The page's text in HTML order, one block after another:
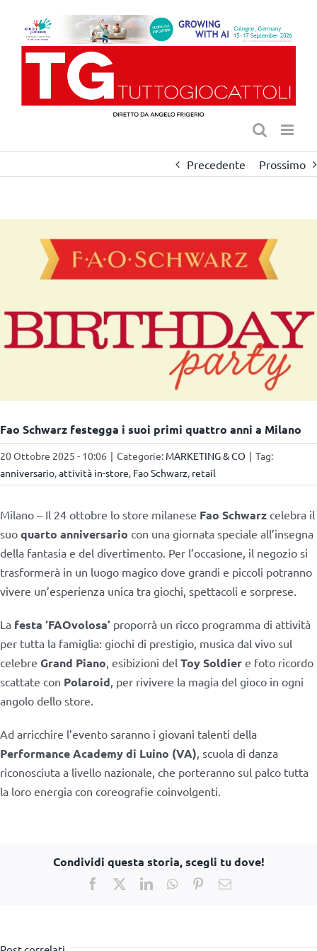
contenuto
Precedente Prossimo
Fao Schwarz festegga i suoi primi quattro anni a Milano
20 Ottobre 2025 - 10:06 | Categorie: MARKETING & CO | Tag:
anniversario,attività in-store, Fao Schwarz, retail
Milano – Il 24 ottobre lo store milanese Fao Schwarz celebra il
suo quarto anniversario con una giornata speciale all’insegna
della fantasia e del divertimento. Per l’occasione, il negozio si
trasformerà in un luogo magico dove grandi e piccoli potranno
vivere un’esperienza unica tra giochi, spettacoli e sorprese.
La festa ‘FAOvolosa’ proporrà un ricco programma di attività
per tutta la famiglia: giochi di prestigio, musica dal vivo sul
celebre Grand Piano, esibizioni del Toy Soldier e foto ricordo
scattate con Polaroid, per rivivere la magia del gioco in ogni
angolo dello store.
Ad arricchire l’evento saranno i giovani talenti della
Performance Academy di Luino (VA), scuola di danza
riconosciuta a livello nazionale, che porteranno sul palco tutta
la loro energia con coreografie coinvolgenti.
Condividi questa storia, scegli tu dove!
Facebook
X LinkedInWhatsApp
PinterestEmail